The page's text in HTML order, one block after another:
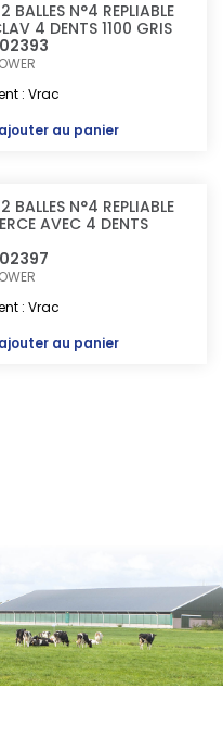
BALLES N°4 REPLIABLE
4 DENTS 1100 GRIS
: Vrac
au panier
BALLES N°4 REPLIABLE
AVEC 4 DENTS
: Vrac
au panier